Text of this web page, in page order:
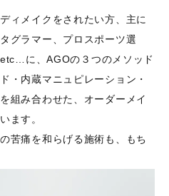
ィメイクをされたい方、主に
グラマー、プロスポーツ選
に、AGOの３つのメソッド
・内蔵マニュピレーション・
組み合わせた、オーダーメイ
ます。
苦痛を和らげる施術も、もち